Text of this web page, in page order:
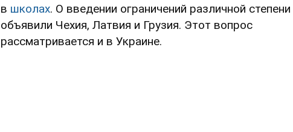
в школах. О введении ограничений различной степени
объявили Чехия, Латвия и Грузия. Этот вопрос
рассматривается и в Украине.